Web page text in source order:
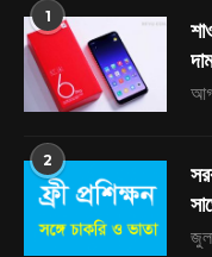
1
2